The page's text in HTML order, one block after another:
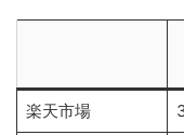
楽天市場